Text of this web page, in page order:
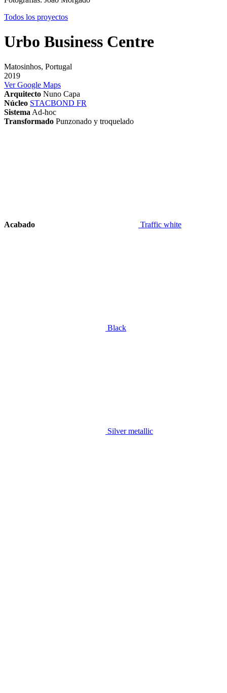
Todos los proyectos
Urbo Business Centre
Matosinhos, Portugal
2019
Ver Google Maps
Arquitecto Nuno Capa
Núcleo STACBOND FR
Sistema Ad-hoc
Transformado Punzonado y troquelado
Acabado Traffic white
Black
Silver metallic